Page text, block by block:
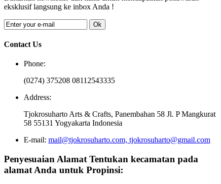
eksklusif langsung ke inbox Anda !
Ok
Contact Us
Phone:
(0274) 375208 08112543335
Address:
Tjokrosuharto Arts & Crafts, Panembahan 58 Jl. P Mangkurat
58 55131 Yogyakarta Indonesia
E-mail: mail@tjokrosuharto.com, tjokrosuharto@gmail.com
Penyesuaian Alamat Tentukan kecamatan pada
alamat Anda untuk Propinsi: